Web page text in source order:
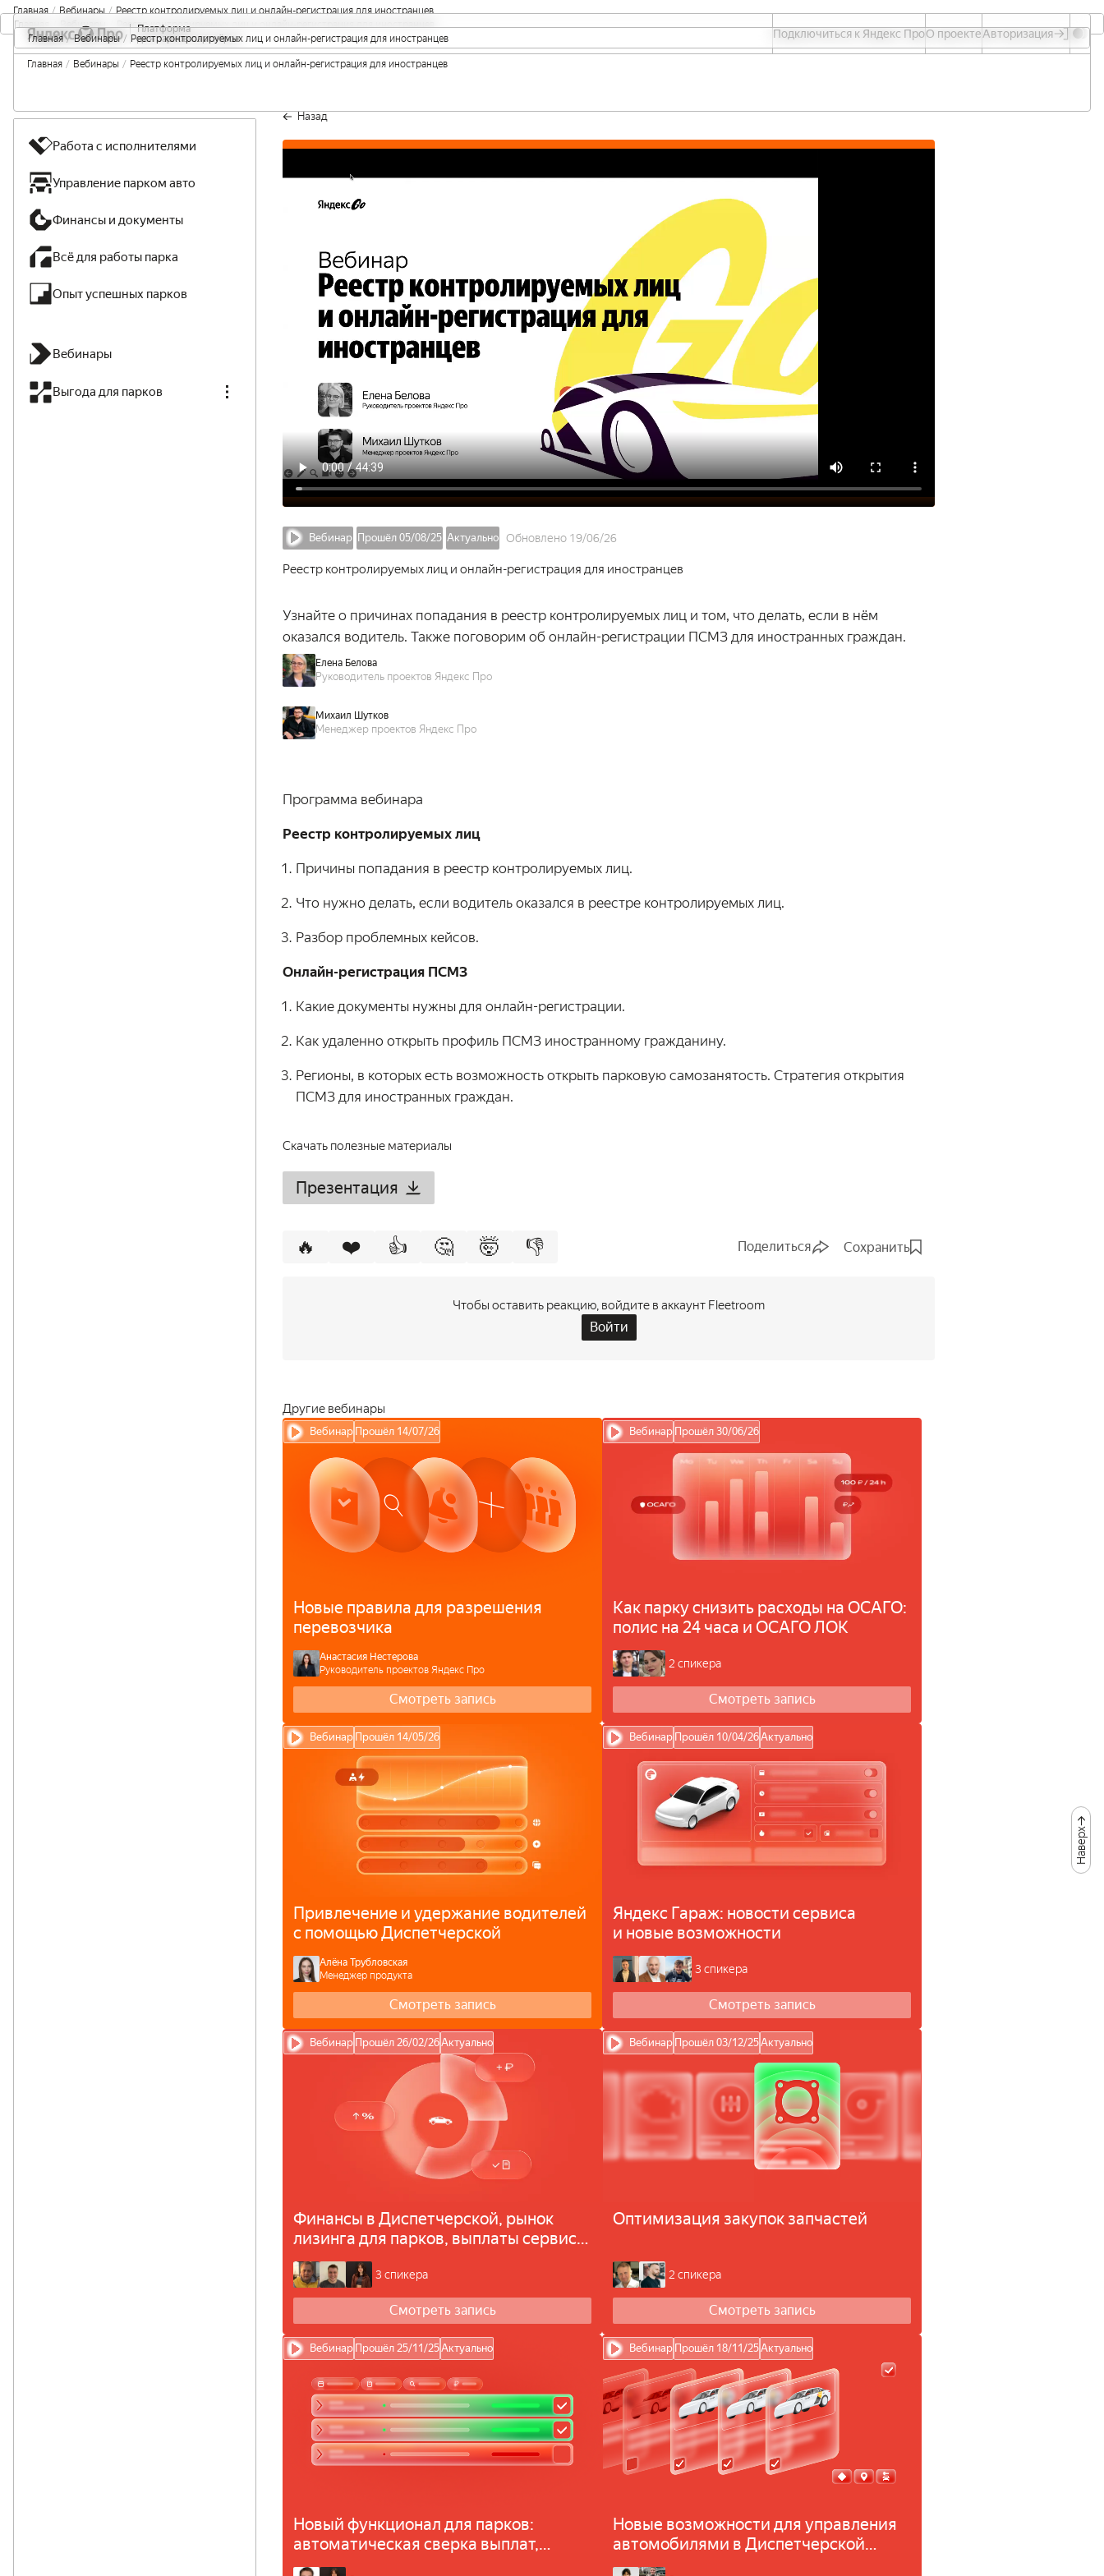
Платформа
для парков-партнёров
Подключиться к Яндекс ПроО проектеАвторизация
Главная / Вебинары / Реестр контролируемых лиц и онлайн-регистрация для иностранцев
Главная / Вебинары / Реестр контролируемых лиц и онлайн-регистрация для иностранцев
Работа с исполнителями
Управление парком авто
Финансы и документы
Всё для работы парка
Опыт успешных парков
Вебинары
Выгода для парков
Главная / Вебинары / Реестр контролируемых лиц и онлайн-регистрация для иностранцев
Главная / Вебинары / Реестр контролируемых лиц и онлайн-регистрация для иностранцев
Назад
Вебинар Прошёл 05/08/25 Актуально Обновлено 19/06/26
Реестр контролируемых лиц и онлайн-регистрация для иностранцев
Узнайте о причинах попадания в реестр контролируемых лиц и том, что делать, если в нём
оказался водитель. Также поговорим об онлайн-регистрации ПСМЗ для иностранных граждан.
Елена Белова
Руководитель проектов Яндекс Про
Михаил Шутков
Менеджер проектов Яндекс Про
Программа вебинара
Реестр контролируемых лиц
Причины попадания в реестр контролируемых лиц.
Что нужно делать, если водитель оказался в реестре контролируемых лиц.
Разбор проблемных кейсов.
Онлайн-регистрация ПСМЗ
Какие документы нужны для онлайн-регистрации.
Как удаленно открыть профиль ПСМЗ иностранному гражданину.
Регионы, в которых есть возможность открыть парковую самозанятость. Стратегия открытия
ПСМЗ для иностранных граждан.
Скачать полезные материалы
Презентация
🔥 ❤️ 👍 🤔 🤯 👎 Поделиться Сохранить
Чтобы оставить реакцию, войдите в аккаунт Fleetroom
Войти
Другие вебинары
Вебинар Прошёл 14/07/26
Новые правила для разрешения
перевозчика
Анастасия Нестерова
Руководитель проектов Яндекс Про
Смотреть запись
Вебинар Прошёл 30/06/26
Как парку снизить расходы на ОСАГО:
полис на 24 часа и ОСАГО ЛОК
2 спикера
Смотреть запись
Вебинар Прошёл 14/05/26
Привлечение и удержание водителей
с помощью Диспетчерской
Алёна Трубловская
Менеджер продукта
Смотреть запись
Вебинар Прошёл 10/04/26Актуально
Яндекс Гараж: новости сервиса
и новые возможности
3 спикера
Смотреть запись
Вебинар Прошёл 26/02/26Актуально
Финансы в Диспетчерской, рынок
лизинга для парков, выплаты сервиса
и закрывающие документы
3 спикера
Смотреть запись
Вебинар Прошёл 03/12/25Актуально
Оптимизация закупок запчастей
2 спикера
Смотреть запись
Вебинар Прошёл 25/11/25Актуально
Новый функционал для парков:
автоматическая сверка выплат,
агентские отчёты, выплаты
Вебинар Прошёл 18/11/25Актуально
Новые возможности для управления
автомобилями в Диспетчерской
и рейтинг парков в Яндекс Про
Наверх